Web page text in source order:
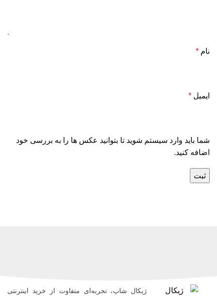
نام *
ایمیل *
شما باید وارد سیستم شوید تا بتوانید عکس ها را به بررسی خود
اضافه کنید.
ژیکال شاپ، تجربه‌ای متفاوت از خرید اینترنتی